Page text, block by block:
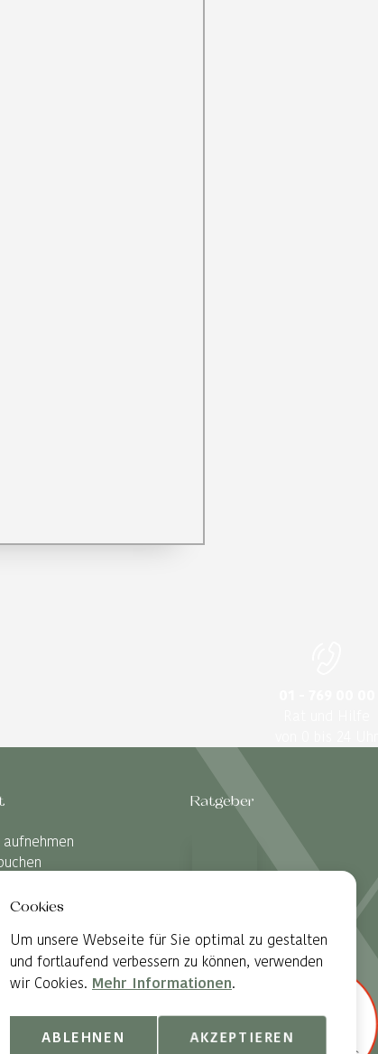
Ratgeber
Cookies
Um unsere Webseite für Sie optimal zu gestalten
und fortlaufend verbessern zu können, verwenden
wir Cookies. Mehr Informationen.
AKZEPTIEREN
ABLEHNEN